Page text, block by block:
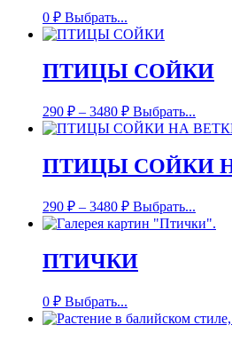
0 ₽ Выбрать...
ПТИЦЫ СОЙКИ
290 ₽ – 3480 ₽ Выбрать...
ПТИЦЫ СОЙКИ
290 ₽ – 3480 ₽ Выбрать...
ПТИЧКИ
0 ₽ Выбрать...